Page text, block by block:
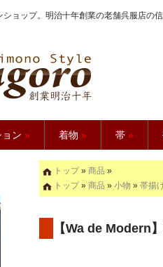
ョップ。明治十年創業の老舗呉服店の
の館【久五郎】
ン » 着物 » 帯 »
トップ» 商品 »
トップ» 商品 » 小物 » 帯揚
【Wa de Modern